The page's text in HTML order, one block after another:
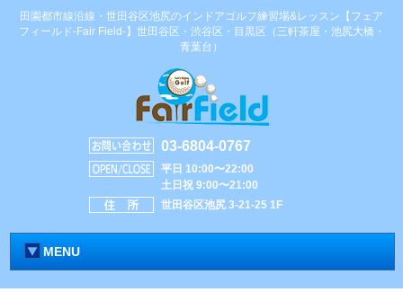
田園都市線沿線・世田谷区池尻のインドアゴルフ練習場&レッスン【フェア
フィールド-Fair Field-】世田谷区・渋谷区・目黒区（三軒茶屋・池尻大橋・
青葉台）
03-6804-0767
平日 10:00〜22:00
土日祝 9:00〜21:00
世田谷区池尻 3-21-25 1F
MENU